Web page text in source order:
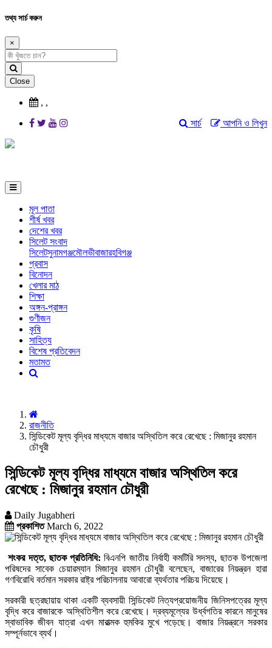
তথ্য সার্চ করুন
×
Close
, ,
আপনি ও লিখুন
সার্চ
মূল পাতা
শীর্ষ খবর
দেশের খবর
সিলেট সংবাদ
সিলেটসুনামগঞ্জমৌলভীবাজারহবিগঞ্জ
প্রবাস
বিনোদন
খেলার মাঠ
শিক্ষা
অঙ্গন-প্রাঙ্গন
গুণীজন
কৃষি
সাহিত্য
বিশেষ প্রতিবেদন
মতামত
রাজনীতি
সিন্ডিকেট মূল্য বৃদ্ধির মাধ্যমে বাজার অস্থিতিল করে রেখেছে : মিজানুর রহমান
চৌধুরী
সিন্ডিকেট মূল্য বৃদ্ধির মাধ্যমে বাজার অস্থিতিল করে
রেখেছে : মিজানুর রহমান চৌধুরী
Daily Jugabheri
প্রকাশিতMarch 6, 2022
শংকর দত্ত, ছাতক প্রতিনিধি: বিএনপি জাতীয় নির্বাহী কমটিরি সদস্য, ছাতক উপজেলা
পরিষদের সাবেক চেয়ারম্যান মিজানুর রহমান চৌধুরী বলেছেন, বাজারের নিয়ন্ত্রন হারা
গণবিরোধি বর্তমান সরকার রাষ্ট্র পরিচালনায় আবারো ব্যর্থতার পরিচয় দিয়েছে।
সরকারী ছত্রছায়ায় থাকা একটি ব্যবসায়ী সিন্ডিকেট নিত্যপ্রয়োজনীয় জিনিসপত্রের মূল্য
বৃদ্ধি করে বাজারকে অস্থিতিশীল করে রেখেছে। দ্রব্যমূল্যের উর্ধ্বগতির কারনে মানুষের
স্বাভাবিক জীবন যাত্রা এখন মারাত্মক হুমকির মুখে পড়েছে। বাজার নিয়ন্ত্রনে সরকার
সম্পূর্নভাবে ব্যর্থ।